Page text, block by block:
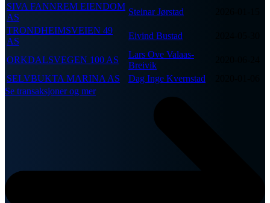
SIVA FANNREM EIENDOM
AS
Steinar Jørstad
TRONDHEIMSVEIEN 49
AS
Eivind Bustad
ORKDALSVEGEN 100 AS
Lars Ove Valaas-
Breivik
SELVBUKTA MARINA AS
Dag Inge Kvernstad
Se transaksjoner og mer